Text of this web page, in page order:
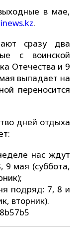
в мае,
.
сразу два
с воинской
Отечества и 9
выпадает на
переносится
дней отдыха
нас ждут
мая (суббота,
подряд: 7, 8 и
вторник).